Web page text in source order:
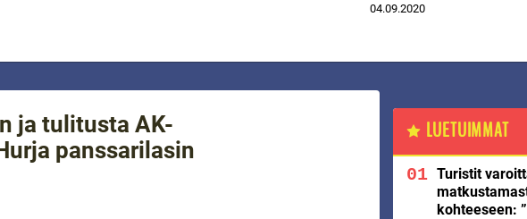
04.09.2020
ja tulitusta AK-
panssarilasin
LUETUIMMAT
Turistit
kohteeseen: